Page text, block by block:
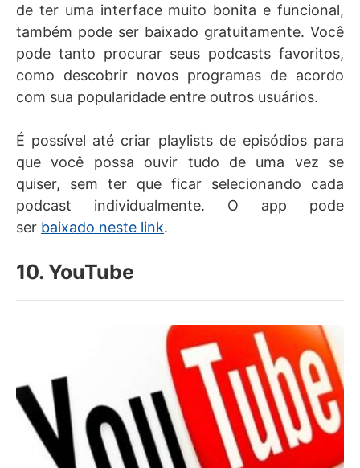
de ter uma interface muito bonita e funcional,
também pode ser baixado gratuitamente. Você
pode tanto procurar seus podcasts favoritos,
como descobrir novos programas de acordo
com sua popularidade entre outros usuários.
É possível até criar playlists de episódios para
que você possa ouvir tudo de uma vez se
quiser, sem ter que ficar selecionando cada
podcast individualmente. O app pode
ser baixado neste link.
10. YouTube